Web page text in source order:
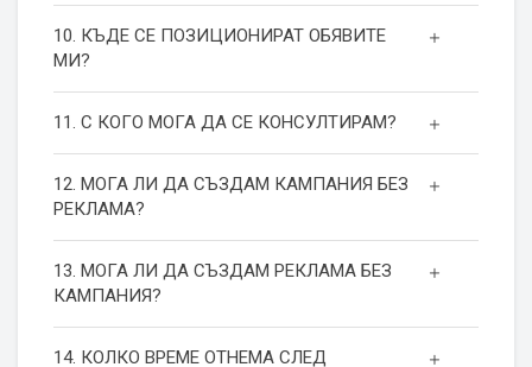
10. КЪДЕ СЕ ПОЗИЦИОНИРАТ ОБЯВИТЕ
МИ?
11. С КОГО МОГА ДА СЕ КОНСУЛТИРАМ?
12. МОГА ЛИ ДА СЪЗДАМ КАМПАНИЯ БЕЗ
РЕКЛАМА?
13. МОГА ЛИ ДА СЪЗДАМ РЕКЛАМА БЕЗ
КАМПАНИЯ?
14. КОЛКО ВРЕМЕ ОТНЕМА СЛЕД